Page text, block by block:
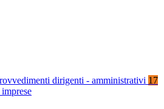
dirigenti - amministrativi 17